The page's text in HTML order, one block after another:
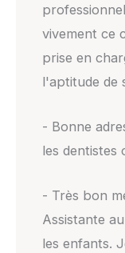
vivement ce
prise en
l'aptitude de
- Bonne
les dentistes
- Très bon
Assistante
les enfants.